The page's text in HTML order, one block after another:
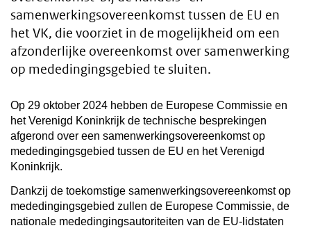
samenwerkingsovereenkomst tussen de EU en
het VK, die voorziet in de mogelijkheid om een
afzonderlijke overeenkomst over samenwerking
op mededingingsgebied te sluiten.
Op 29 oktober 2024 hebben de Europese Commissie en
het Verenigd Koninkrijk de technische besprekingen
afgerond over een samenwerkingsovereenkomst op
mededingingsgebied tussen de EU en het Verenigd
Koninkrijk.
Dankzij de toekomstige samenwerkingsovereenkomst op
mededingingsgebied zullen de Europese Commissie, de
nationale mededingingsautoriteiten van de EU-lidstaten